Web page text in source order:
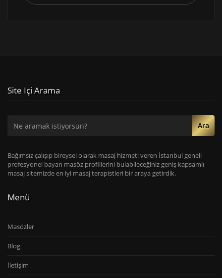
Site Içi Arama
Ara
Bağımsız çalışıp bireysel olarak masaj hizmeti veren İstanbul geneli
profesyonel bayan masöz profillerini bulabileceğiniz geniş kapsamlı
masaj sitemizde en iyi masaj terapistleri bir araya getirdik.
Menü
Masözler
Blog
İletişim